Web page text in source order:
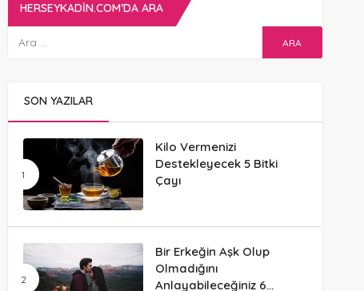
HERSEYKADIN.COM’DA ARA
SON YAZILAR
Kilo Vermenizi
Destekleyecek 5 Bitki
Çayı
Bir Erkeğin Aşk Olup
Olmadığını
Anlayabileceğiniz 6